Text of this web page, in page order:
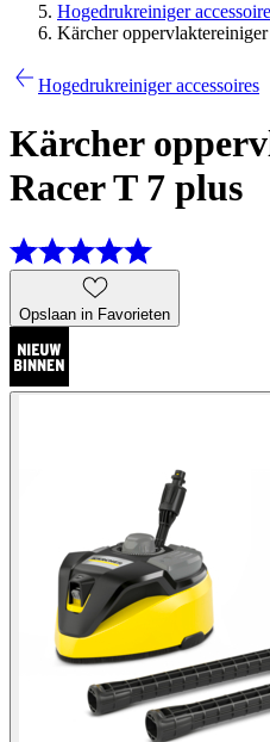
Hogedrukreiniger
Kärcher
Hogedrukreiniger accessoires
Kärcher
Racer T 7 plus
Opslaan in Favorieten